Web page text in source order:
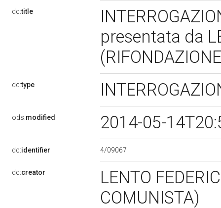
dc:title
presentata da
dc:type
ods:modified 2014-05-
dc:identifier 4/09067
dc:creator
LENTO
COMUNISTA)